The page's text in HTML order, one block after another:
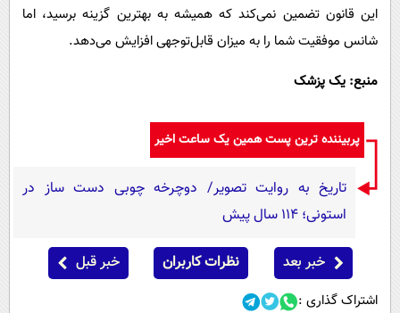
این قانون تضمین نمی‌کند که همیشه به بهترین گزینه برسید، اما
شانس موفقیت شما را به میزان قابل‌توجهی افزایش می‌دهد.
منبع: یک پزشک
پربیننده ترین پست همین یک ساعت اخیر
تاریخ به روایت تصویر/ دوچرخه چوبی دست ساز در
استونی؛ 114 سال پیش
خبر بعد نظرات کاربران خبر قبل
اشتراک گذاری :